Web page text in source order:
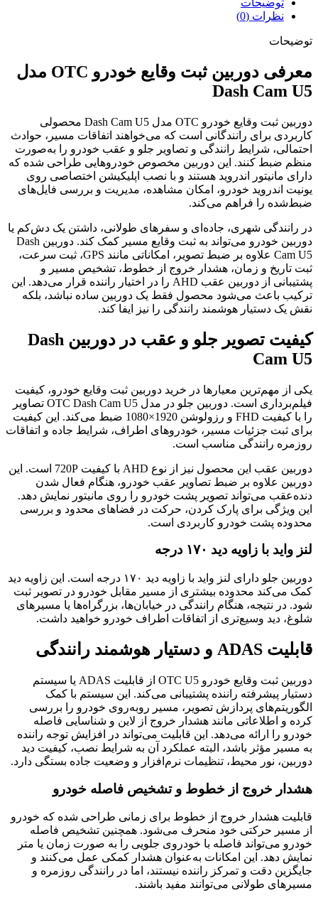
توضیحات
نظرات (0)
توضیحات
معرفی دوربین ثبت وقایع خودرو OTC مدل
Dash Cam U5
دوربین ثبت وقایع خودرو OTC مدل Dash Cam U5 محصولی
کاربردی برای رانندگانی است که می‌خواهند اتفاقات مسیر، حوادث
احتمالی، شرایط رانندگی و تصاویر جلو و عقب خودرو را به‌صورت
منظم ضبط کنند. این دوربین مخصوص خودروهایی طراحی شده که
دارای مانیتور اندروید هستند و با نصب اپلیکیشن اختصاصی روی
یونیت اندروید خودرو، امکان مشاهده، مدیریت و بررسی فایل‌های
ضبط‌شده را فراهم می‌کند.
در رانندگی شهری، جاده‌ای و سفرهای طولانی، داشتن یک دش‌کم یا
دوربین خودرو می‌تواند به ثبت وقایع مسیر کمک کند. دوربین Dash
Cam U5 علاوه بر ضبط تصویر، امکاناتی مانند GPS، ثبت سرعت،
ثبت تاریخ و زمان، هشدار خروج از خطوط، تشخیص مسیر و
پشتیبانی از دوربین عقب AHD را در اختیار راننده قرار می‌دهد. این
ترکیب باعث می‌شود محصول فقط یک دوربین ساده نباشد، بلکه
نقش یک دستیار هوشمند رانندگی را نیز ایفا کند.
کیفیت تصویر جلو و عقب در دوربین Dash
Cam U5
یکی از مهم‌ترین معیارها در خرید دوربین ثبت وقایع خودرو، کیفیت
فیلم‌برداری است. دوربین جلو در مدل OTC Dash Cam U5 تصاویر
را با کیفیت FHD و رزولوشن 1920×1080 ضبط می‌کند. این کیفیت
برای ثبت جزئیات مسیر، خودروهای اطراف، شرایط جاده و اتفاقات
روزمره رانندگی مناسب است.
دوربین عقب این محصول نیز از نوع AHD با کیفیت 720P است. این
دوربین علاوه بر ضبط تصاویر عقب خودرو، هنگام فعال شدن
دنده‌عقب می‌تواند تصویر پشت خودرو را روی مانیتور نمایش دهد.
این ویژگی برای پارک کردن، حرکت در فضاهای محدود و بررسی
محدوده پشت خودرو کاربردی است.
لنز واید با زاویه دید ۱۷۰ درجه
دوربین جلو دارای لنز واید با زاویه دید ۱۷۰ درجه است. این زاویه دید
کمک می‌کند محدوده بیشتری از مسیر مقابل خودرو در تصویر ثبت
شود. در نتیجه، هنگام رانندگی در خیابان‌ها، بزرگراه‌ها یا مسیرهای
شلوغ، دید وسیع‌تری از اتفاقات اطراف خودرو خواهید داشت.
قابلیت ADAS و دستیار هوشمند رانندگی
دوربین ثبت وقایع خودرو OTC U5 از قابلیت ADAS یا سیستم
دستیار پیشرفته راننده پشتیبانی می‌کند. این سیستم با کمک
الگوریتم‌های پردازش تصویر، مسیر روبه‌روی خودرو را بررسی
کرده و اطلاعاتی مانند هشدار خروج از لاین و شناسایی فاصله
خودرو را ارائه می‌دهد. این قابلیت می‌تواند در افزایش توجه راننده
به مسیر مؤثر باشد، البته عملکرد آن به شرایط نصب، کیفیت دید
دوربین، نور محیط، تنظیمات نرم‌افزار و وضعیت جاده بستگی دارد.
هشدار خروج از خطوط و تشخیص فاصله خودرو
قابلیت هشدار خروج از خطوط برای زمانی طراحی شده که خودرو
از مسیر حرکتی خود منحرف می‌شود. همچنین تشخیص فاصله
خودرو می‌تواند فاصله با خودروی جلویی را به صورت زمان یا متر
نمایش دهد. این امکانات به‌عنوان هشدار کمکی عمل می‌کنند و
جایگزین دقت و تمرکز راننده نیستند، اما در رانندگی روزمره و
مسیرهای طولانی می‌توانند مفید باشند.